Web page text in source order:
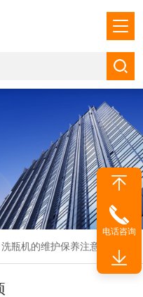
洗瓶机的维护保养注意事项
电话咨询